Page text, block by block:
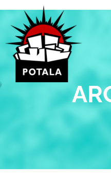
obsah